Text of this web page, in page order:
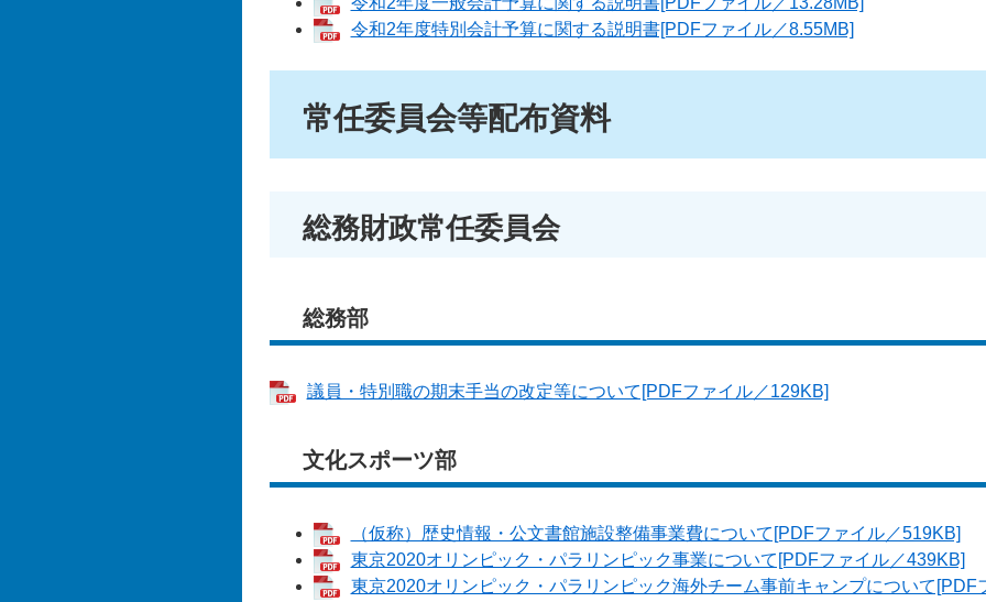
令和2年度特別会計予算に関する説明書[PDFファイル／8.55MB]
常任委員会等配布資料
総務財政常任委員会
総務部
議員・特別職の期末手当の改定等について[PDFファイル／129KB]
文化スポーツ部
（仮称）歴史情報・公文書館施設整備事業費について[PDFファイル／519KB]
東京2020オリンピック・パラリンピック事業について[PDFファイル／439KB]
東京2020オリンピック・パラリンピック海外チーム事前キャンプについて[PDF